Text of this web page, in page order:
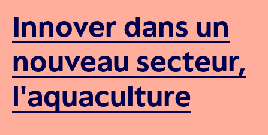
Innover dans un
nouveau secteur,
l'aquaculture